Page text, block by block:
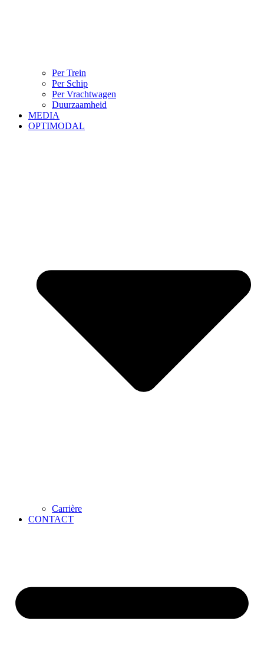
Per Trein
Per Schip
Per Vrachtwagen
Duurzaamheid
MEDIA
OPTIMODAL
Carrière
CONTACT